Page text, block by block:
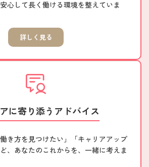
心して長く働ける環境を整えていま
詳しく見る
に寄り添うアドバイス
働き方を見つけたい」「キャリアアップ
、あなたのこれからを、一緒に考えま